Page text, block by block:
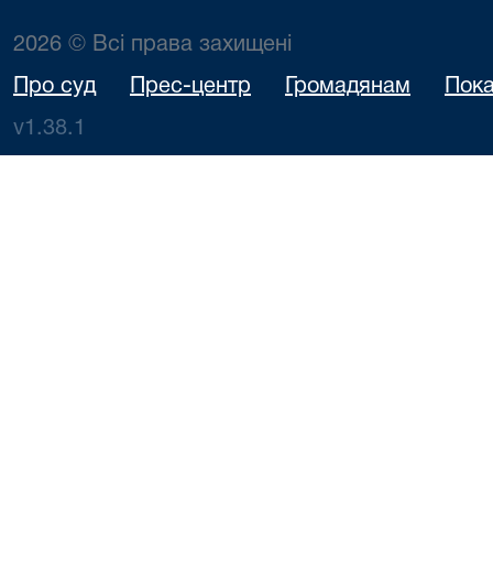
2026 © Всі права захищені
Про суд Прес-центр Громадянам
v1.38.1